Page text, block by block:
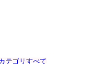
テゴリすべて